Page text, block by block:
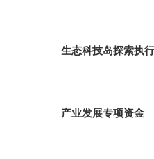
生态科技岛探索执
产业发展专项资金